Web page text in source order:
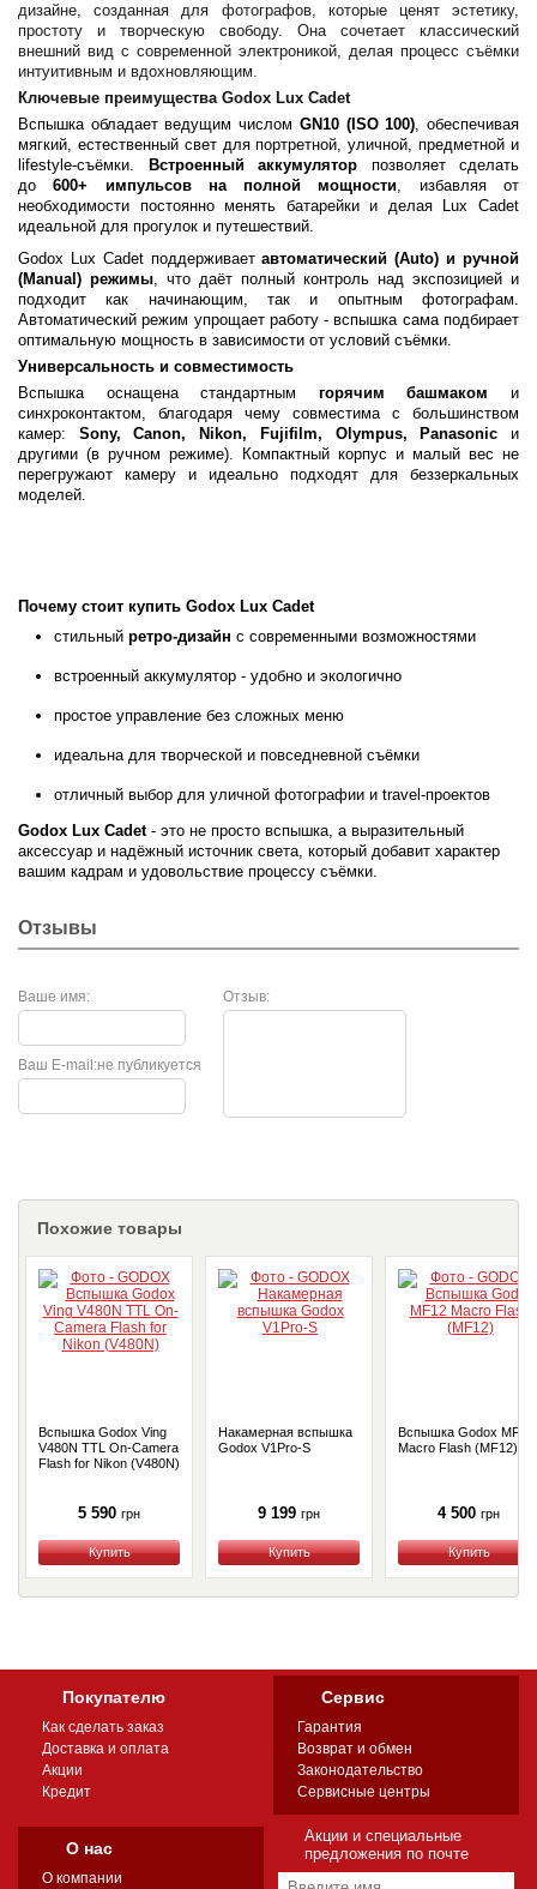
дизайне, созданная для фотографов, которые ценят эстетику,
простоту и творческую свободу. Она сочетает классический
внешний вид с современной электроникой, делая процесс съёмки
интуитивным и вдохновляющим.
Ключевые преимущества Godox Lux Cadet
Вспышка обладает ведущим числом GN10 (ISO 100), обеспечивая
мягкий, естественный свет для портретной, уличной, предметной и
lifestyle-съёмки.
Встроенный аккумулятор позволяет сделать
до600+ импульсов на полной мощности, избавляя от
необходимости постоянно менять батарейки и делая Lux Cadet
идеальной для прогулок и путешествий.
Godox Lux Cadet поддерживаетавтоматический (Auto) и ручной
(Manual) режимы, что даёт полный контроль над экспозицией и
подходит как начинающим, так и опытным фотографам.
Автоматический режим упрощает работу - вспышка сама подбирает
оптимальную мощность в зависимости от условий съёмки.
Универсальность и совместимость
Вспышка оснащена стандартным горячим башмаком и
синхроконтактом, благодаря чему совместима с большинством
камер: Sony, Canon, Nikon, Fujifilm, Olympus, Panasonic и
другими (в ручном режиме). Компактный корпус и малый вес не
перегружают камеру и идеально подходят для беззеркальных
моделей.
Почему стоит купить Godox Lux Cadet
стильный ретро-дизайн с современными возможностями
встроенный аккумулятор - удобно и экологично
простое управление без сложных меню
идеальна для творческой и повседневной съёмки
отличный выбор для уличной фотографии и travel-проектов
Godox Lux Cadet- это не просто вспышка, а выразительный
аксессуар и надёжный источник света, который добавит характер
вашим кадрам и удовольствие процессу съёмки.
Отзывы
Ваше имя: Отзыв:
не публикуется
Ваш E-mail:
Похожие товары
Вспышка Godox Ving
V480N TTL On-Camera
Flash for Nikon (V480N)
5 590 грн
Купить
Накамерная вспышка
Godox V1Pro-S
9 199 грн
Купить
Вспышка Godox MF12
Macro Flash (MF12)
4 500 грн
Купить
Покупателю
Как сделать заказ
Доставка и оплата
Акции
Кредит
Сервис
Гарантия
Возврат и обмен
Законодательство
Сервисные центры
О нас
О компании
Акции и специальные
предложения по почте